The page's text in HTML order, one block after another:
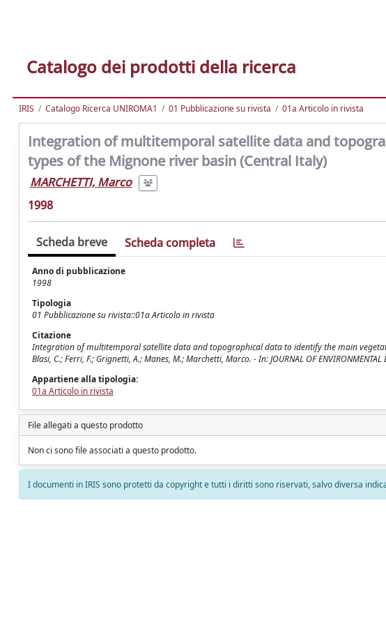
Catalogo dei prodotti della ricerca
IRIS Catalogo Ricerca UNIROMA1 01 Pubblicazione su rivista 01a Articolo in rivista
Integration of multitemporal satellite data and
types of the Mignone river basin (Central Italy)
MARCHETTI, Marco
1998
Scheda breve Scheda completa
Anno di pubblicazione
1998
Tipologia
01 Pubblicazione su rivista::01a Articolo in rivista
Citazione
Integration of multitemporal satellite data and topographical data to identify the main
Blasi, C.; Ferri, F.; Grignetti, A.; Manes, M.; Marchetti, Marco. - In: JOURNAL OF
Appartiene alla tipologia:
01a Articolo in rivista
File allegati a questo prodotto
Non ci sono file associati a questo prodotto.
I documenti in IRIS sono protetti da copyright e tutti i diritti sono riservati, salvo diversa